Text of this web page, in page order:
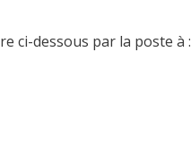
ci-dessous par la poste à :